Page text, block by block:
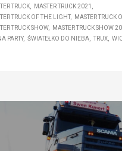
TRUCK
MASTER TRUCK 2021
TRUCK OF THE LIGHT
MASTER TRUCK
TRUCK SHOW
MASTER TRUCK SHOW
PARTY
ŚWIATEŁKO DO NIEBA TRUX